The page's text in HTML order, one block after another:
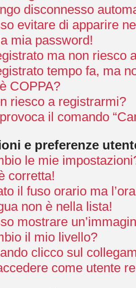
disconnesso
evitare di apparire
mia password!
ma non riesco
tempo fa, ma
COPPA?
riesco a registrarmi?
il comando
e preferenze
le mie
corretta!
il fuso orario ma
non è nella lista!
mostrare
il mio livello?
clicco sul
come utente